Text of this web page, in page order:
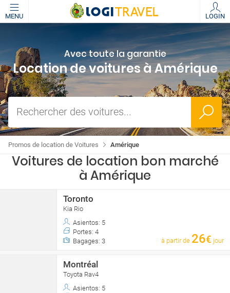
MENU LOGIN
Avec toute la garantie
Location de voitures à Amérique
Rechercher des voitures...
Amérique
Promos de location de Voitures
Voitures de location bon marché
à Amérique
Toronto
Kia Rio
Asientos: 5
Portes: 4
Bagages: 3
à partir de 26€ jour
Montréal
Toyota Rav4
Asientos: 5